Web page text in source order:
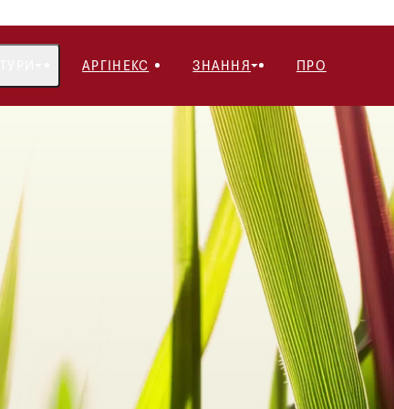
АРГІНЕКС ЗНАННЯ ПРО